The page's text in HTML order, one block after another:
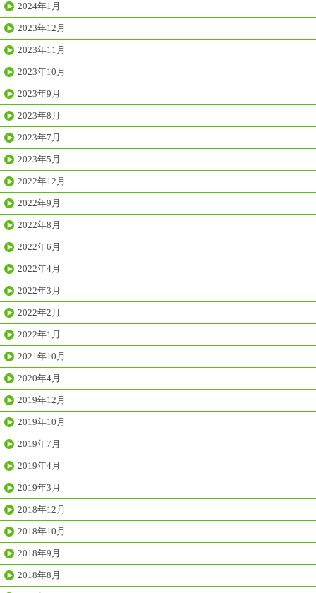
2024年1月
2023年12月
2023年11月
2023年10月
2023年9月
2023年8月
2023年7月
2023年5月
2022年12月
2022年9月
2022年8月
2022年6月
2022年4月
2022年3月
2022年2月
2022年1月
2021年10月
2020年4月
2019年12月
2019年10月
2019年7月
2019年4月
2019年3月
2018年12月
2018年10月
2018年9月
2018年8月